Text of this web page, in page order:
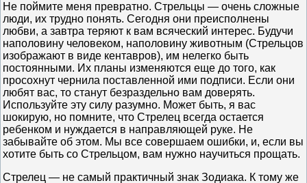
Не поймите меня превратно. Стрельцы — очень сложные
люди, их трудно понять. Сегодня они преисполнены
любви, а завтра теряют к вам всяческий интерес. Будучи
наполовину человеком, наполовину животным (Стрельцов
изображают в виде кентавров), им нелегко быть
постоянными. Их планы изменяются еще до того, как
просохнут чернила поставленной ими подписи. Если они
любят вас, то станут безраздельно вам доверять.
Используйте эту силу разумно. Может быть, я вас
шокирую, но помните, что Стрелец всегда остается
ребенком и нуждается в направляющей руке. Не
забывайте об этом. Мы все совершаем ошибки, и, если вы
хотите быть со Стрельцом, вам нужно научиться прощать.
Стрелец — не самый практичный знак Зодиака. К тому же